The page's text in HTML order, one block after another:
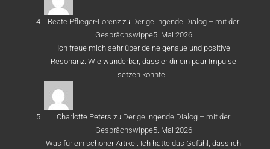
Beate Pflieger-Lorenz zu Der gelingende Dialog – mit der
Gesprächswippe5. Mai 2026
Ich freue mich sehr über deine genaue und positive
Resonanz. Wie wunderbar, dass er dir ein paar Impulse
setzen konnte…
Charlotte Peters zu Der gelingende Dialog – mit der
Gesprächswippe5. Mai 2026
Was für ein schöner Artikel. Ich hatte das Gefühl, dass ich